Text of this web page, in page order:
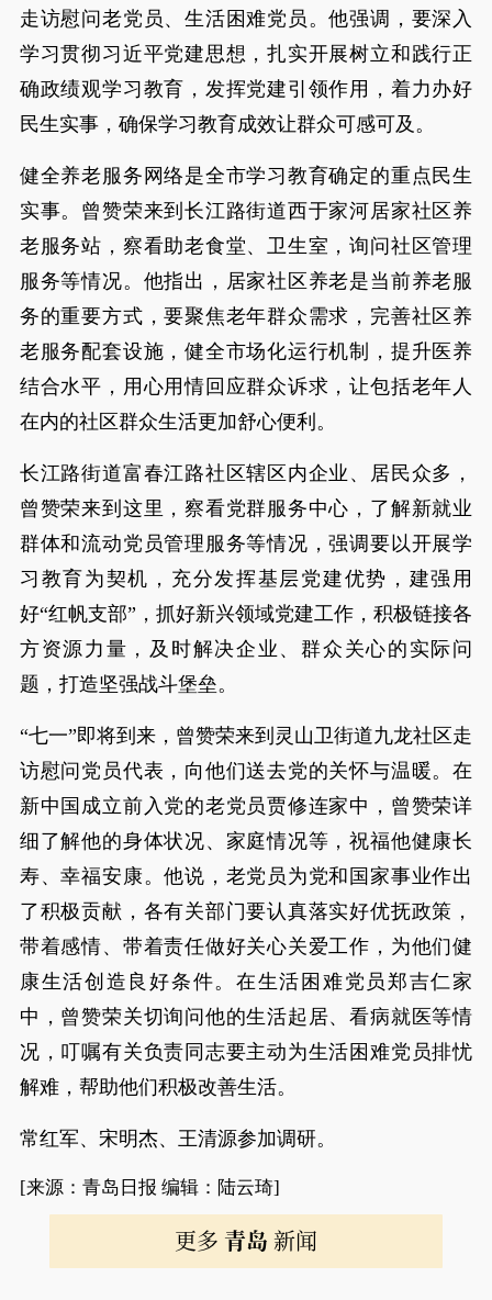
走访慰问老党员、生活困难党员。他强调，要深入
学习贯彻习近平党建思想，扎实开展树立和践行正
确政绩观学习教育，发挥党建引领作用，着力办好
民生实事，确保学习教育成效让群众可感可及。
健全养老服务网络是全市学习教育确定的重点民生
实事。曾赞荣来到长江路街道西于家河居家社区养
老服务站，察看助老食堂、卫生室，询问社区管理
服务等情况。他指出，居家社区养老是当前养老服
务的重要方式，要聚焦老年群众需求，完善社区养
老服务配套设施，健全市场化运行机制，提升医养
结合水平，用心用情回应群众诉求，让包括老年人
在内的社区群众生活更加舒心便利。
长江路街道富春江路社区辖区内企业、居民众多，
曾赞荣来到这里，察看党群服务中心，了解新就业
群体和流动党员管理服务等情况，强调要以开展学
习教育为契机，充分发挥基层党建优势，建强用
好“红帆支部”，抓好新兴领域党建工作，积极链接各
方资源力量，及时解决企业、群众关心的实际问
题，打造坚强战斗堡垒。
“七一”即将到来，曾赞荣来到灵山卫街道九龙社区走
访慰问党员代表，向他们送去党的关怀与温暖。在
新中国成立前入党的老党员贾修连家中，曾赞荣详
细了解他的身体状况、家庭情况等，祝福他健康长
寿、幸福安康。他说，老党员为党和国家事业作出
了积极贡献，各有关部门要认真落实好优抚政策，
带着感情、带着责任做好关心关爱工作，为他们健
康生活创造良好条件。在生活困难党员郑吉仁家
中，曾赞荣关切询问他的生活起居、看病就医等情
况，叮嘱有关负责同志要主动为生活困难党员排忧
解难，帮助他们积极改善生活。
常红军、宋明杰、王清源参加调研。
[来源：青岛日报 编辑：陆云琦]
更多 青岛 新闻